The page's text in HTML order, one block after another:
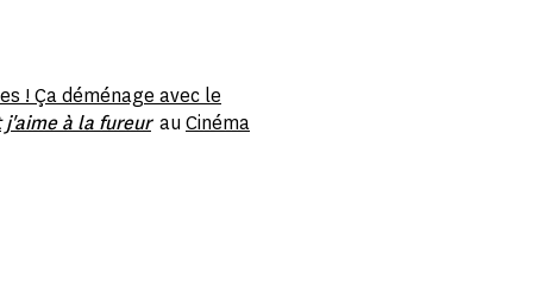
! Ça déménage avec le
j'aime à la fureur au Cinéma